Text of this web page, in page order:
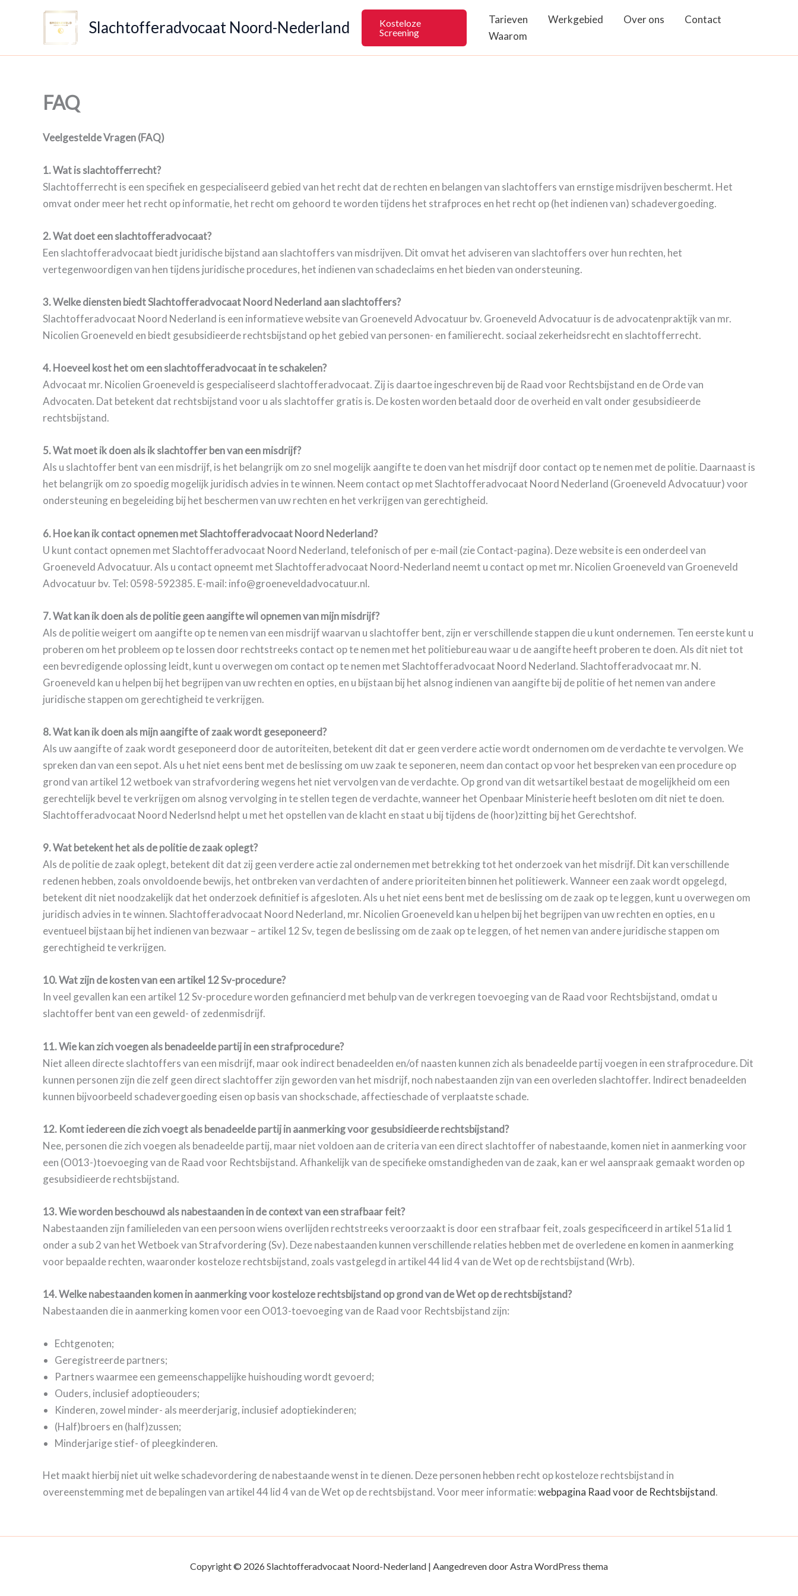
inhoud
Slachtofferadvocaat Noord-Nederland
Kosteloze
Screening
Tarieven Werkgebied Over ons
Contact
Waarom
FAQ
Veelgestelde Vragen (FAQ)
1. Wat is slachtofferrecht?
Slachtofferrecht is een specifiek en gespecialiseerd gebied van het recht dat de rechten en belangen van slachtoffers van ernstige misdrijven beschermt. Het
omvat onder meer het recht op informatie, het recht om gehoord te worden tijdens het strafproces en het recht op (het indienen van) schadevergoeding.
2. Wat doet een slachtofferadvocaat?
Een slachtofferadvocaat biedt juridische bijstand aan slachtoffers van misdrijven. Dit omvat het adviseren van slachtoffers over hun rechten, het
vertegenwoordigen van hen tijdens juridische procedures, het indienen van schadeclaims en het bieden van ondersteuning.
3. Welke diensten biedt Slachtofferadvocaat Noord Nederland aan slachtoffers?
Slachtofferadvocaat Noord Nederland is een informatieve website van Groeneveld Advocatuur bv. Groeneveld Advocatuur is de advocatenpraktijk van mr.
Nicolien Groeneveld en biedt gesubsidieerde rechtsbijstand op het gebied van personen- en familierecht. sociaal zekerheidsrecht en slachtofferrecht.
4. Hoeveel kost het om een slachtofferadvocaat in te schakelen?
Advocaat mr. Nicolien Groeneveld is gespecialiseerd slachtofferadvocaat. Zij is daartoe ingeschreven bij de Raad voor Rechtsbijstand en de Orde van
Advocaten. Dat betekent dat rechtsbijstand voor u als slachtoffer gratis is. De kosten worden betaald door de overheid en valt onder gesubsidieerde
rechtsbijstand.
5. Wat moet ik doen als ik slachtoffer ben van een misdrijf?
Als u slachtoffer bent van een misdrijf, is het belangrijk om zo snel mogelijk aangifte te doen van het misdrijf door contact op te nemen met de politie. Daarnaast is
het belangrijk om zo spoedig mogelijk juridisch advies in te winnen. Neem contact op met Slachtofferadvocaat Noord Nederland (Groeneveld Advocatuur) voor
ondersteuning en begeleiding bij het beschermen van uw rechten en het verkrijgen van gerechtigheid.
6. Hoe kan ik contact opnemen met Slachtofferadvocaat Noord Nederland?
U kunt contact opnemen met Slachtofferadvocaat Noord Nederland, telefonisch of per e-mail (zie Contact-pagina). Deze website is een onderdeel van
Groeneveld Advocatuur. Als u contact opneemt met Slachtofferadvocaat Noord-Nederland neemt u contact op met mr. Nicolien Groeneveld van Groeneveld
Advocatuur bv. Tel: 0598-592385. E-mail: info@groeneveldadvocatuur.nl.
7. Wat kan ik doen als de politie geen aangifte wil opnemen van mijn misdrijf?
Als de politie weigert om aangifte op te nemen van een misdrijf waarvan u slachtoffer bent, zijn er verschillende stappen die u kunt ondernemen. Ten eerste kunt u
proberen om het probleem op te lossen door rechtstreeks contact op te nemen met het politiebureau waar u de aangifte heeft proberen te doen. Als dit niet tot
een bevredigende oplossing leidt, kunt u overwegen om contact op te nemen met Slachtofferadvocaat Noord Nederland. Slachtofferadvocaat mr. N.
Groeneveld kan u helpen bij het begrijpen van uw rechten en opties, en u bijstaan bij het alsnog indienen van aangifte bij de politie of het nemen van andere
juridische stappen om gerechtigheid te verkrijgen.
8. Wat kan ik doen als mijn aangifte of zaak wordt geseponeerd?
Als uw aangifte of zaak wordt geseponeerd door de autoriteiten, betekent dit dat er geen verdere actie wordt ondernomen om de verdachte te vervolgen. We
spreken dan van een sepot. Als u het niet eens bent met de beslissing om uw zaak te seponeren, neem dan contact op voor het bespreken van een procedure op
grond van artikel 12 wetboek van strafvordering wegens het niet vervolgen van de verdachte. Op grond van dit wetsartikel bestaat de mogelijkheid om een
gerechtelijk bevel te verkrijgen om alsnog vervolging in te stellen tegen de verdachte, wanneer het Openbaar Ministerie heeft besloten om dit niet te doen.
Slachtofferadvocaat Noord Nederlsnd helpt u met het opstellen van de klacht en staat u bij tijdens de (hoor)zitting bij het Gerechtshof.
9. Wat betekent het als de politie de zaak oplegt?
Als de politie de zaak oplegt, betekent dit dat zij geen verdere actie zal ondernemen met betrekking tot het onderzoek van het misdrijf. Dit kan verschillende
redenen hebben, zoals onvoldoende bewijs, het ontbreken van verdachten of andere prioriteiten binnen het politiewerk. Wanneer een zaak wordt opgelegd,
betekent dit niet noodzakelijk dat het onderzoek definitief is afgesloten. Als u het niet eens bent met de beslissing om de zaak op te leggen, kunt u overwegen om
juridisch advies in te winnen. Slachtofferadvocaat Noord Nederland, mr. Nicolien Groeneveld kan u helpen bij het begrijpen van uw rechten en opties, en u
eventueel bijstaan bij het indienen van bezwaar – artikel 12 Sv, tegen de beslissing om de zaak op te leggen, of het nemen van andere juridische stappen om
gerechtigheid te verkrijgen.
10. Wat zijn de kosten van een artikel 12 Sv-procedure?
In veel gevallen kan een artikel 12 Sv-procedure worden gefinancierd met behulp van de verkregen toevoeging van de Raad voor Rechtsbijstand, omdat u
slachtoffer bent van een geweld- of zedenmisdrijf.
11. Wie kan zich voegen als benadeelde partij in een strafprocedure?
Niet alleen directe slachtoffers van een misdrijf, maar ook indirect benadeelden en/of naasten kunnen zich als benadeelde partij voegen in een strafprocedure. Dit
kunnen personen zijn die zelf geen direct slachtoffer zijn geworden van het misdrijf, noch nabestaanden zijn van een overleden slachtoffer. Indirect benadeelden
kunnen bijvoorbeeld schadevergoeding eisen op basis van shockschade, affectieschade of verplaatste schade.
12. Komt iedereen die zich voegt als benadeelde partij in aanmerking voor gesubsidieerde rechtsbijstand?
Nee, personen die zich voegen als benadeelde partij, maar niet voldoen aan de criteria van een direct slachtoffer of nabestaande, komen niet in aanmerking voor
een (O013-)toevoeging van de Raad voor Rechtsbijstand. Afhankelijk van de specifieke omstandigheden van de zaak, kan er wel aanspraak gemaakt worden op
gesubsidieerde rechtsbijstand.
13. Wie worden beschouwd als nabestaanden in de context van een strafbaar feit?
Nabestaanden zijn familieleden van een persoon wiens overlijden rechtstreeks veroorzaakt is door een strafbaar feit, zoals gespecificeerd in artikel 51a lid 1
onder a sub 2 van het Wetboek van Strafvordering (Sv). Deze nabestaanden kunnen verschillende relaties hebben met de overledene en komen in aanmerking
voor bepaalde rechten, waaronder kosteloze rechtsbijstand, zoals vastgelegd in artikel 44 lid 4 van de Wet op de rechtsbijstand (Wrb).
14. Welke nabestaanden komen in aanmerking voor kosteloze rechtsbijstand op grond van de Wet op de rechtsbijstand?
Nabestaanden die in aanmerking komen voor een O013-toevoeging van de Raad voor Rechtsbijstand zijn:
Echtgenoten;
Geregistreerde partners;
Partners waarmee een gemeenschappelijke huishouding wordt gevoerd;
Ouders, inclusief adoptieouders;
Kinderen, zowel minder- als meerderjarig, inclusief adoptiekinderen;
(Half)broers en (half)zussen;
Minderjarige stief- of pleegkinderen.
Het maakt hierbij niet uit welke schadevordering de nabestaande wenst in te dienen. Deze personen hebben recht op kosteloze rechtsbijstand in
overeenstemming met de bepalingen van artikel 44 lid 4 van de Wet op de rechtsbijstand. Voor meer informatie:webpagina Raad voor de Rechtsbijstand.
Copyright © 2026 Slachtofferadvocaat Noord-Nederland | Aangedreven doorAstra WordPress thema